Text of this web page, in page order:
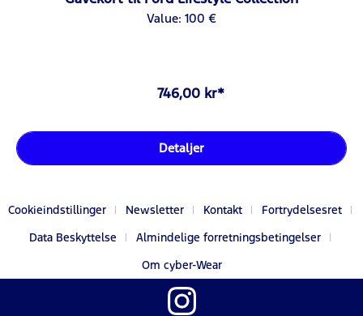
Value: 100 €
746,00 kr*
Detaljer
Cookieindstillinger Newsletter Kontakt
Fortrydelsesret
Data Beskyttelse
Almindelige forretningsbetingelser
Om cyber-Wear